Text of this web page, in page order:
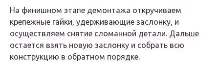
На финишном этапе демонтажа откручиваем
крепежные гайки, удерживающие заслонку, и
осуществляем снятие сломанной детали. Дальше
остается взять новую заслонку и собрать всю
конструкцию в обратном порядке.